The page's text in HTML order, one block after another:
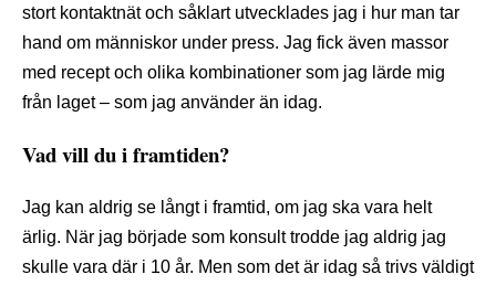
stort kontaktnät och såklart utvecklades jag i hur man tar
hand om människor under press. Jag fick även massor
med recept och olika kombinationer som jag lärde mig
från laget ­– som jag använder än idag.
Vad vill du i framtiden?
Jag kan aldrig se långt i framtid, om jag ska vara helt
ärlig. När jag började som konsult trodde jag aldrig jag
skulle vara där i 10 år. Men som det är idag så trivs väldigt